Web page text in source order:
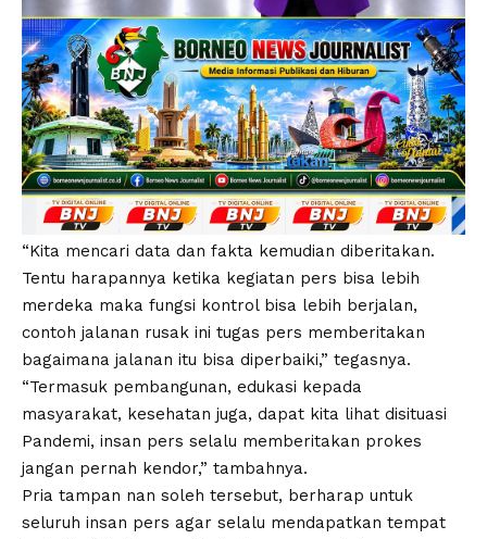
“Kita mencari data dan fakta kemudian diberitakan.
Tentu harapannya ketika kegiatan pers bisa lebih
merdeka maka fungsi kontrol bisa lebih berjalan,
contoh jalanan rusak ini tugas pers memberitakan
bagaimana jalanan itu bisa diperbaiki,” tegasnya.
“Termasuk pembangunan, edukasi kepada
masyarakat, kesehatan juga, dapat kita lihat disituasi
Pandemi, insan pers selalu memberitakan prokes
jangan pernah kendor,” tambahnya.
Pria tampan nan soleh tersebut, berharap untuk
seluruh insan pers agar selalu mendapatkan tempat